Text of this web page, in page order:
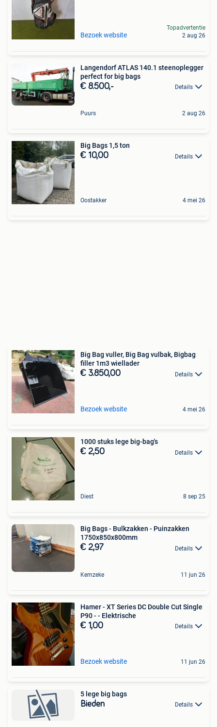
Bezoek website
Topadvertentie
2 aug 26
Langendorf ATLAS 140.1 steenoplegger
perfect for big bags
€ 8.500,- Details
Puurs 2 aug 26
Big Bags 1,5 ton
€ 10,00 Details
Oostakker 4 mei 26
Big Bag vuller, Big Bag vulbak, Bigbag
filler 1m3 wiellader
€ 3.850,00 Details
Bezoek website 4 mei 26
1000 stuks lege big-bag's
€ 2,50 Details
Diest 8 sep 25
Big Bags - Bulkzakken - Puinzakken
1750x850x800mm
€ 2,97 Details
Kemzeke 11 jun 26
Hamer - XT Series DC Double Cut Single
P90 - - Elektrische
€ 1,00 Details
Bezoek website 11 jun 26
5 lege big bags
Bieden Details